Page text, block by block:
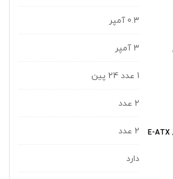
0.3 آمپر
3 آمپر
1 عدد 24 پین
2 عدد
2 عدد
دارد